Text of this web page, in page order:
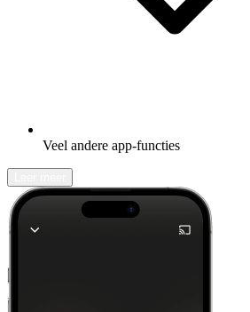
Veel andere app-functies